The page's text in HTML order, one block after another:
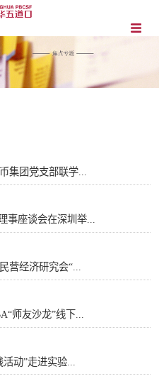
集团党支部联学...
事座谈会在深圳举...
营经济研究会“...
师友沙龙”线下...
动”走进实验...